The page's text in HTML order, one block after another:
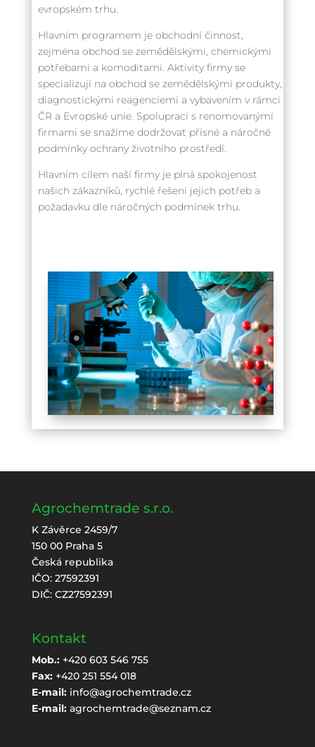
evropském trhu.
Hlavním programem je obchodní činnost,
zejména obchod se zemědělskými, chemickými
potřebami a komoditami. Aktivity firmy se
specializují na obchod se zemědělskými produkty,
diagnostickými reagenciemi a vybavením v rámci
ČR a Evropské unie. Spoluprací s renomovanými
firmami se snažíme dodržovat přísné a náročné
podmínky ochrany životního prostředí.
Hlavním cílem naší firmy je plná spokojenost
našich zákazníků, rychlé řešení jejich potřeb a
požadavku dle náročných podmínek trhu.
Agrochemtrade s.r.o.
K Závěrce 2459/7
150 00 Praha 5
Česká republika
IČO: 27592391
DIČ: CZ27592391
Kontakt
Mob.:+420 603 546 755
Fax:+420 251 554 018
E-mail: info@agrochemtrade.cz
E-mail: agrochemtrade@seznam.cz